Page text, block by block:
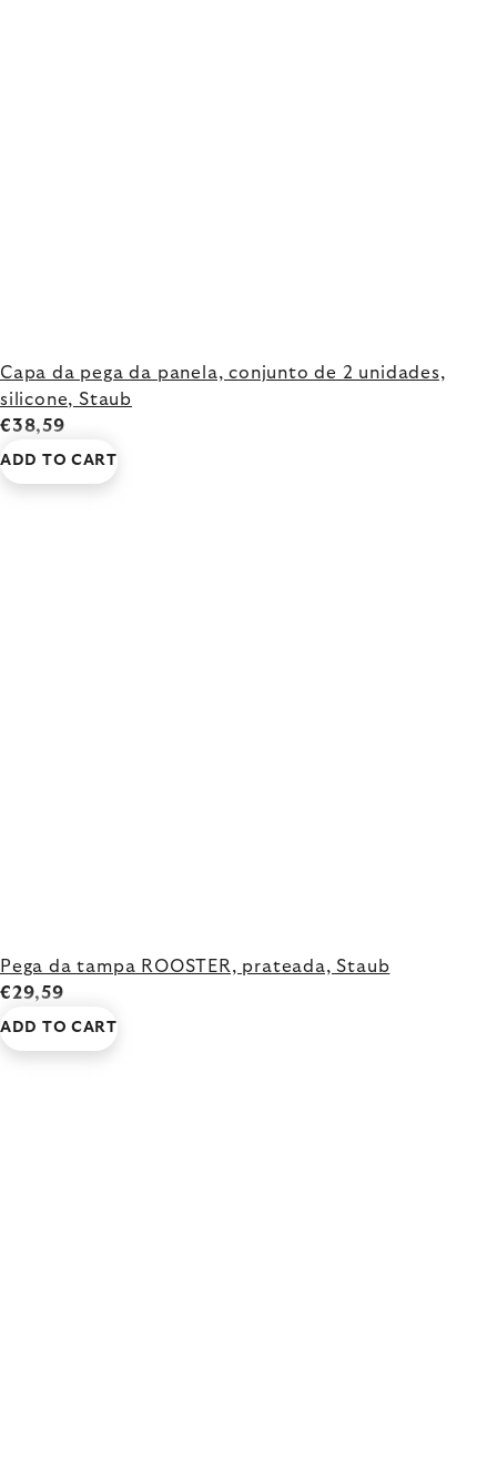
Capa da pega da panela, conjunto de 2 unidades,
silicone, Staub
€38,59
ADD TO CART
Pega da tampa ROOSTER, prateada, Staub
€29,59
ADD TO CART